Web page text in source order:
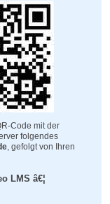
Code mit der
folgendes
, gefolgt von Ihren
LMS â€¦